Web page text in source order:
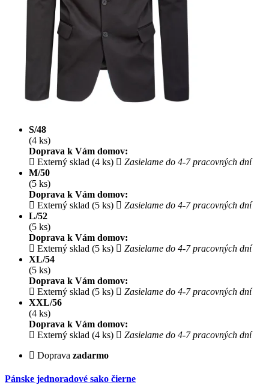
S/48
(4 ks)
Doprava k Vám domov:
Externý sklad (4 ks)
Zasielame do 4-7 pracovných dní
M/50
(5 ks)
Doprava k Vám domov:
Externý sklad (5 ks)
Zasielame do 4-7 pracovných dní
L/52
(5 ks)
Doprava k Vám domov:
Externý sklad (5 ks)
Zasielame do 4-7 pracovných dní
XL/54
(5 ks)
Doprava k Vám domov:
Externý sklad (5 ks)
Zasielame do 4-7 pracovných dní
XXL/56
(4 ks)
Doprava k Vám domov:
Externý sklad (4 ks)
Zasielame do 4-7 pracovných dní
Doprava zadarmo
Pánske jednoradové sako čierne